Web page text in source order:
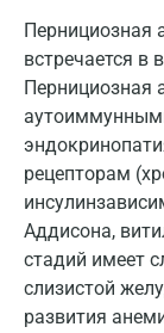
Пернициозная
встречается в
Пернициозная
рецепторам
Аддисона,
стадий имеет
слизистой
развития